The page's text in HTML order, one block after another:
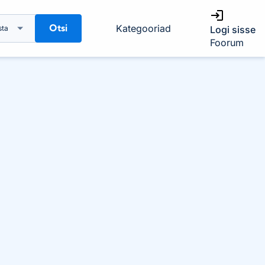
Otsi Kategooriad
Logi sisse
Foorum